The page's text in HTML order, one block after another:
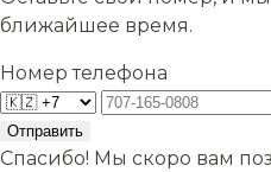
ближайшее время.
Номер телефона
Отправить
Спасибо! Мы скоро вам